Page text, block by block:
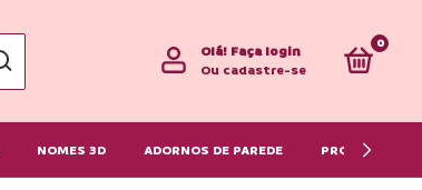
Olá! Faça login
Ou cadastre-se
0
NOMES 3D ADORNOS DE PAREDE PRONTA